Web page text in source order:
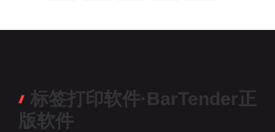
标签打印软件·BarTender正
版软件